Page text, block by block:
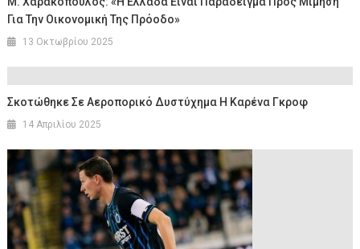
Για Την Οικονομική Της Πρόοδο»
13 Οκτωβρίου 2025
Σκοτώθηκε Σε Αεροπορικό Δυστύχημα Η Καρένα Γκροφ
14 Απριλίου 2025